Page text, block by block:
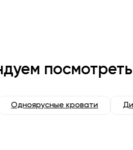
посмотреть
Одноярусные кровати